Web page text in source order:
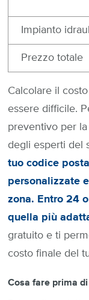
Impianto
Prezzo totale
Calcolare il
essere difficile.
preventivo per
degli esperti del
tuo codice
personalizzate
zona. Entro 24
quella più
gratuito e ti
costo finale del
Cosa fare prima